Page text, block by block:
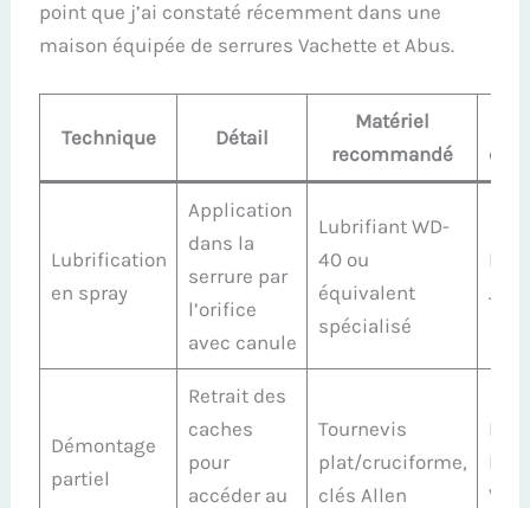
point que j’ai constaté récemment dans une
maison équipée de serrures Vachette et Abus.
Technique Détail
Matériel
recommandé
Lubrification
en spray
Application
dans la
serrure par
l’orifice
avec canule
Lubrifiant WD-
40 ou
équivalent
spécialisé
Démontage
partiel
Retrait des
caches
pour
accéder au
Tournevis
plat/cruciforme,
clés Allen